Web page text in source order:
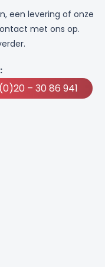
een levering of onze
met ons op.
– 30 86 941